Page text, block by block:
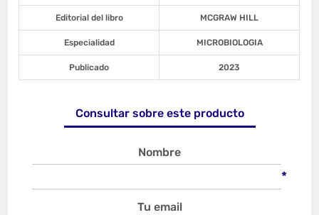
Editorial del libro MCGRAW HILL
Especialidad MICROBIOLOGIA
Publicado 2023
Consultar sobre este producto
Nombre
*
Tu email